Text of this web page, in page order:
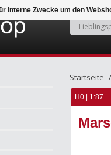
Startseite
H0 | 1:87
interne Zwecke um den